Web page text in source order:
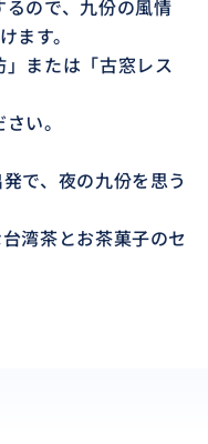
ので、九份の風情
ます。
または「古窓レス
い。
で、夜の九份を思う
湾茶とお茶菓子のセ